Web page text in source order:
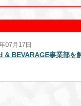
加のお知らせ